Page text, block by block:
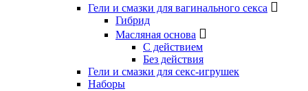
Гели и смазки для вагинального секса
Гибрид
Масляная основа
С действием
Без действия
Гели и смазки для секс-игрушек
Наборы